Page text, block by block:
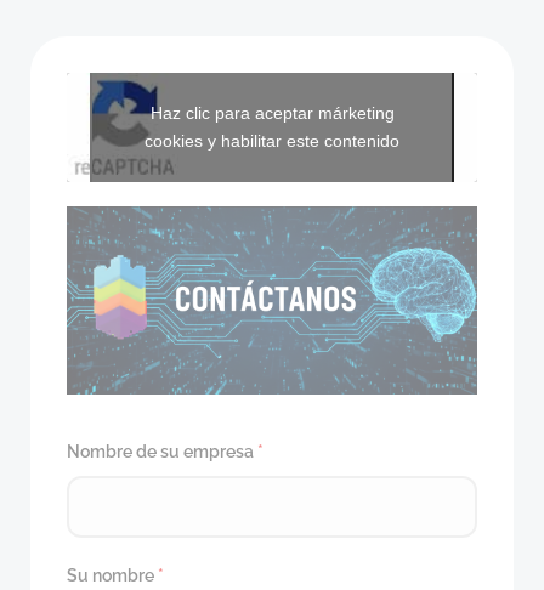
Haz clic para aceptar márketing
cookies y habilitar este contenido
Nombre de su empresa *
Su nombre *